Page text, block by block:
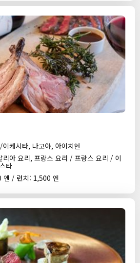
케시타, 나고야, 아이치현
리아 요리, 프랑스 요리 / 프랑스 요리 / 이
타
엔 / 런치: 1,500 엔